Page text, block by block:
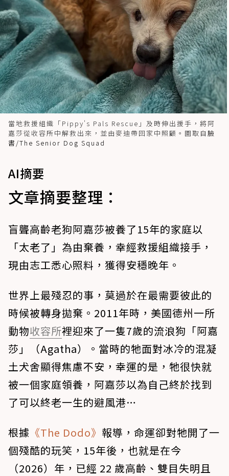
當地救援組織「Pippy's Pals Rescue」及時伸出援手，將阿
嘉莎從收容所中解救出來，並由麥迪帶回家中照顧。圖取自 臉
書/The Senior Dog Squad
AI摘要
文章摘要整理：
盲聾高齡老狗阿嘉莎被養了15年的家庭以
「太老了」為由棄養，幸經救援組織接手，
現由志工悉心照料，獲得安穩晚年。
世界上最殘忍的事，莫過於在最需要彼此的
時候被轉身拋棄。2011年時，美國德州一所
動物收容所裡迎來了一隻7歲的流浪狗「阿嘉
莎」（Agatha）。當時的牠面對冰冷的混凝
土犬舍顯得焦慮不安，幸運的是，牠很快就
被一個家庭領養，阿嘉莎以為自己終於找到
了可以終老一生的避風港…
根據 《The Dodo》 報導，命運卻對牠開了一
個殘酷的玩笑，15年後，也就是在今
（2026）年，已經 22 歲高齡、雙目失明且